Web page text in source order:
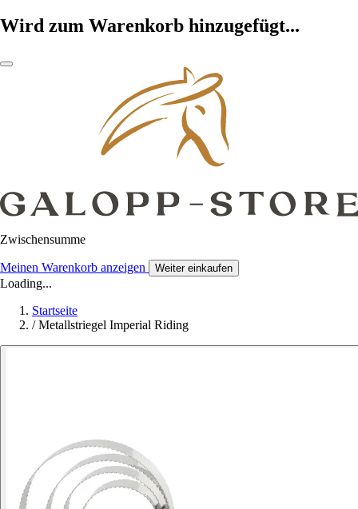
Wird zum Warenkorb hinzugefügt...
Zwischensumme
Meinen Warenkorb anzeigen Weiter einkaufen
Loading...
Startseite
/ Metallstriegel Imperial Riding